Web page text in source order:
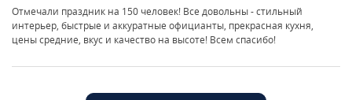
Отмечали праздник на 150 человек! Все довольны - стильный
интерьер, быстрые и аккуратные официанты, прекрасная кухня,
цены средние, вкус и качество на высоте! Всем спасибо!